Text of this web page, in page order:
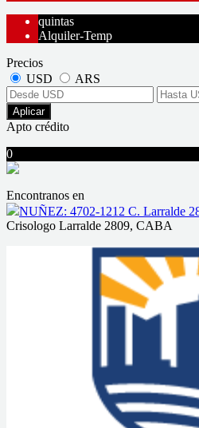
quintas
Alquiler-Temp
Precios
USD
ARS
Aplicar
Apto crédito
0
Encontranos en
NUÑEZ: 4702-1212 C. Larralde
Crisologo Larralde 2809, CABA